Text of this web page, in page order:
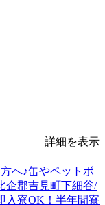
詳細を表示